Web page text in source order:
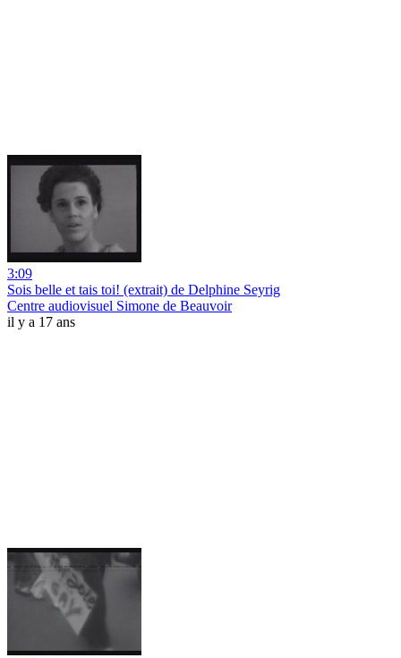
3:09
Sois belle et tais toi! (extrait) de Delphine Seyrig
Centre audiovisuel Simone de Beauvoir
il y a 17 ans